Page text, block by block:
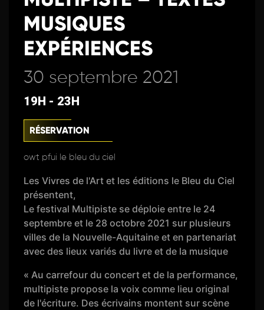
MUSIQUES
EXPÉRIENCES
30 septembre 2021
19H - 23H
RÉSERVATION
owt pfui le bleu du ciel
Les Vivres de l'Art et les éditions le Bleu du Ciel
présentent,
Le festival Multipiste se déploie entre le 24
septembre et le 28 octobre 2021 sur plusieurs
villes de la Nouvelle-Aquitaine et en partenariat
avec des lieux variés du livre et de la musique
« Au carrefour du concert et de la performance,
multipiste propose la voix comme lieu original
de l'écriture. Des écrivains montent sur scène